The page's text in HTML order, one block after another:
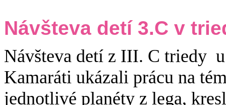
Návšteva detí 3.C v
Návšteva detí z III. C triedy
Kamaráti ukázali prácu na
jednotlivé planéty z lega,